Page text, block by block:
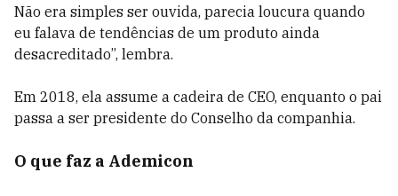
Não era simples ser ouvida, parecia loucura quando
eu falava de tendências de um produto ainda
desacreditado”, lembra.
Em 2018, ela assume a cadeira de CEO, enquanto o pai
passa a ser presidente do Conselho da companhia.
O que faz a Ademicon